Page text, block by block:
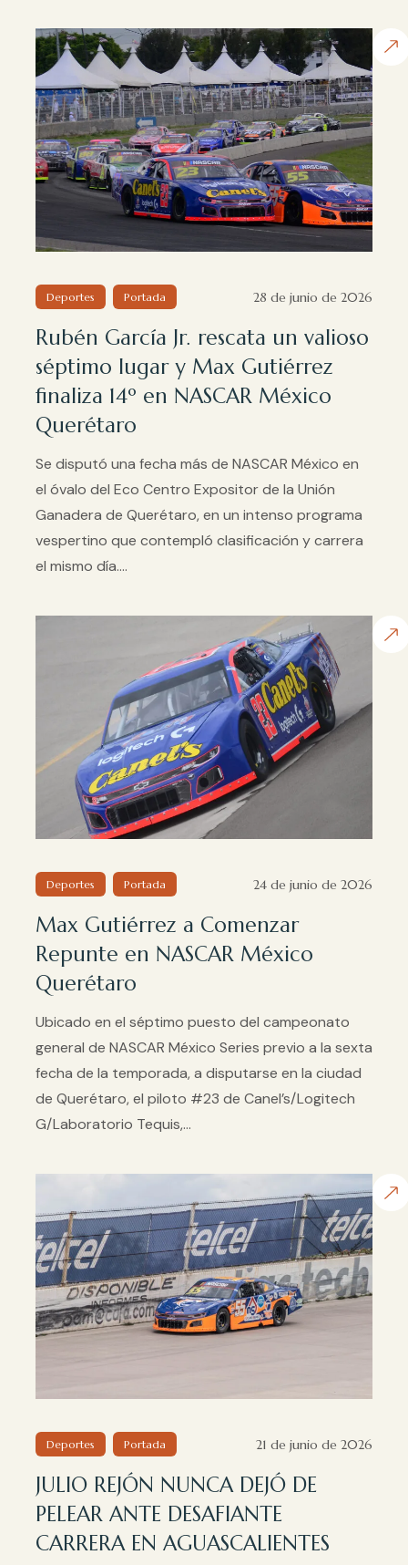
Deportes Portada 28 de junio de 2026
Rubén García Jr. rescata un valioso
séptimo lugar y Max Gutiérrez
finaliza 14º en NASCAR México
Querétaro
Se disputó una fecha más de NASCAR México en
el óvalo del Eco Centro Expositor de la Unión
Ganadera de Querétaro, en un intenso programa
vespertino que contempló clasificación y carrera
el mismo día....
Deportes Portada 24 de junio de 2026
Max Gutiérrez a Comenzar
Repunte en NASCAR México
Querétaro
Ubicado en el séptimo puesto del campeonato
general de NASCAR México Series previo a la sexta
fecha de la temporada, a disputarse en la ciudad
de Querétaro, el piloto #23 de Canel’s/Logitech
G/Laboratorio Tequis,...
Deportes Portada 21 de junio de 2026
JULIO REJÓN NUNCA DEJÓ DE
PELEAR ANTE DESAFIANTE
CARRERA EN AGUASCALIENTES